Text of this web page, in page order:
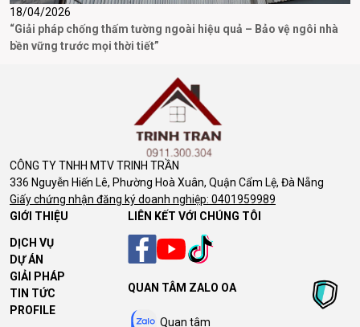
18/04/2026
“Giải pháp chống thấm tường ngoài hiệu quả – Bảo vệ ngôi nhà
bền vững trước mọi thời tiết”
CÔNG TY TNHH MTV TRINH TRẦN
336 Nguyễn Hiến Lê, Phường Hoà Xuân, Quận Cẩm Lệ, Đà Nẵng
Giấy chứng nhận đăng ký doanh nghiệp: 0401959989
GIỚI THIỆU
DỊCH VỤ
DỰ ÁN
GIẢI PHÁP
TIN TỨC
PROFILE
LIÊN KẾT VỚI CHÚNG TÔI
QUAN TÂM ZALO OA
Quan tâm